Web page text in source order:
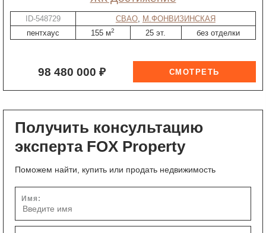
ID-548729 СВАО, М.ФОНВИЗИНСКАЯ
пентхаус
155 м2 25 эт. без отделки
98 480 000 ₽
Получить консультацию
эксперта FOX Property
Поможем найти, купить или продать недвижимость
Имя: